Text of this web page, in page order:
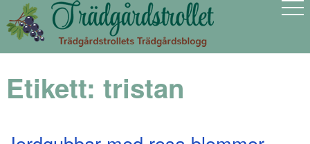
Etikett: tristan